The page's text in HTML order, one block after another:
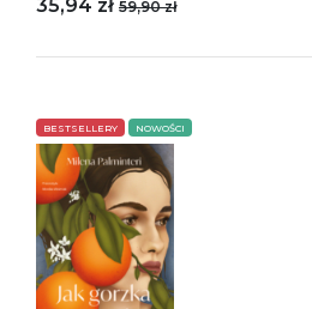
35,94 zł 59,90 zł
BESTSELLERY NOWOŚCI